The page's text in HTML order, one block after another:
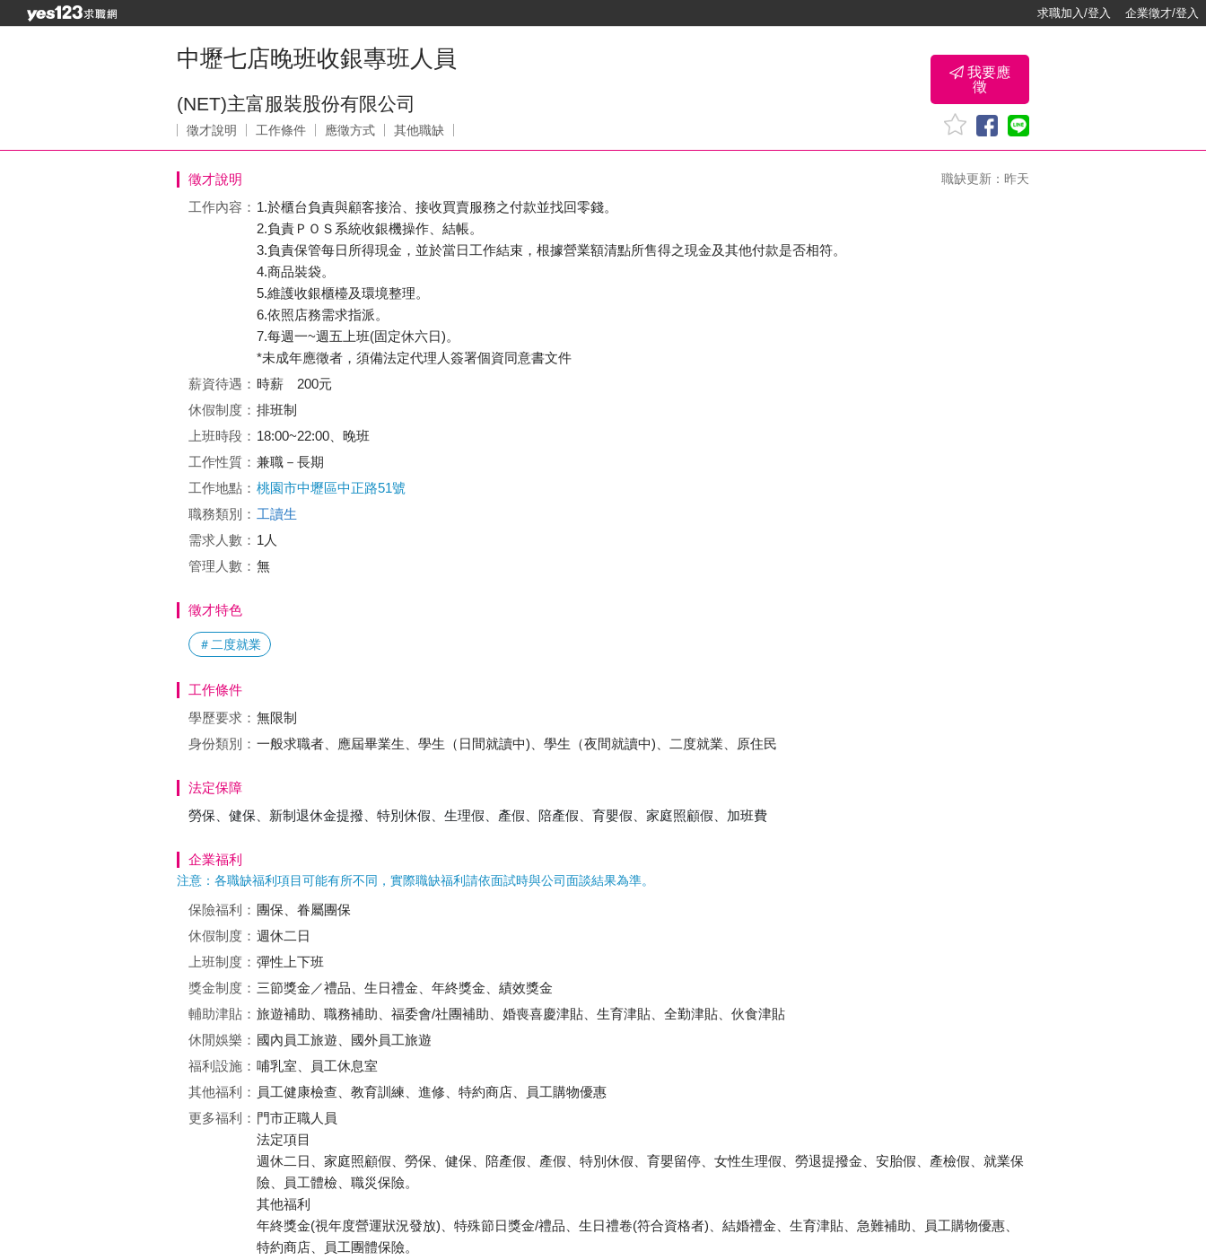
求職加入/登入 企業徵才/登入
中壢七店晚班收銀專班人員
(NET)主富服裝股份有限公司
徵才說明 工作條件 應徵方式 其他職缺
我要應
徵
徵才說明 職缺更新：昨天
工作內容： 1.於櫃台負責與顧客接洽、接收買賣服務之付款並找回零錢。
2.負責ＰＯＳ系統收銀機操作、結帳。
3.負責保管每日所得現金，並於當日工作結束，根據營業額清點所售得之現金及其他付款是否相符。
4.商品裝袋。
5.維護收銀櫃檯及環境整理。
6.依照店務需求指派。
7.每週一~週五上班(固定休六日)。
*未成年應徵者，須備法定代理人簽署個資同意書文件
薪資待遇： 時薪 200元
休假制度： 排班制
上班時段： 18:00~22:00、晚班
工作性質： 兼職－長期
工作地點： 桃園市中壢區中正路51號
職務類別： 工讀生
需求人數： 1人
管理人數： 無
徵才特色
＃二度就業
工作條件
學歷要求： 無限制
身份類別： 一般求職者、應屆畢業生、學生（日間就讀中)、學生（夜間就讀中)、二度就業、原住民
法定保障
勞保、健保、新制退休金提撥、特別休假、生理假、產假、陪產假、育嬰假、家庭照顧假、加班費
企業福利
注意：各職缺福利項目可能有所不同，實際職缺福利請依面試時與公司面談結果為準。
保險福利： 團保、眷屬團保
休假制度： 週休二日
上班制度： 彈性上下班
獎金制度： 三節獎金／禮品、生日禮金、年終獎金、績效獎金
輔助津貼： 旅遊補助、職務補助、福委會/社團補助、婚喪喜慶津貼、生育津貼、全勤津貼、伙食津貼
休閒娛樂： 國內員工旅遊、國外員工旅遊
福利設施： 哺乳室、員工休息室
其他福利： 員工健康檢查、教育訓練、進修、特約商店、員工購物優惠
更多福利： 門市正職人員
法定項目
週休二日、家庭照顧假、勞保、健保、陪產假、產假、特別休假、育嬰留停、女性生理假、勞退提撥金、安胎假、產檢假、就業保
險、員工體檢、職災保險。
其他福利
年終獎金(視年度營運狀況發放)、特殊節日獎金/禮品、生日禮卷(符合資格者)、結婚禮金、生育津貼、急難補助、員工購物優惠、
特約商店、員工團體保險。